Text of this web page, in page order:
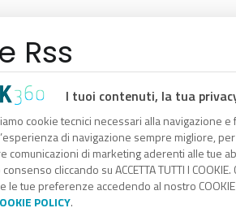
I tuoi contenuti, la tua
cookie tecnici necessari alla navigazione
di navigazione sempre migliore,
comunicazioni di marketing aderenti alle tue
cliccando su ACCETTA TUTTI I
le tue preferenze accedendo al nostro
POLICY.
Rss
per copiare il link RSS negli